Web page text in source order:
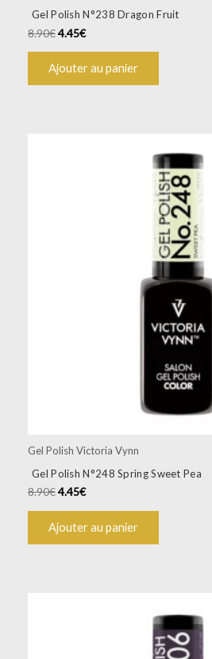
Gel Polish N°238 Dragon Fruit
8.90€4.45€
Ajouter au panier
Gel Polish Victoria Vynn
Gel Polish N°248 Spring Sweet Pea
8.90€4.45€
Ajouter au panier